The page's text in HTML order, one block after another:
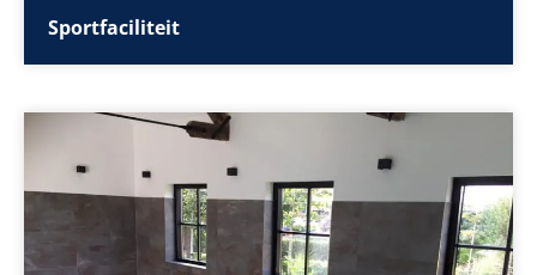
Sportfaciliteit